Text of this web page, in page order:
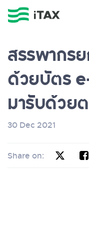
สรรพากร
ด้วยบัตร
มารับด้วย
30 Dec 2021
Share on: